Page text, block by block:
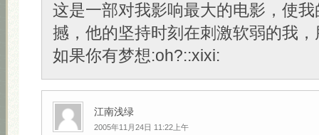
这是一部对我影响最大的电影，使
撼，他的坚持时刻在刺激软弱的我
如果你有梦想:oh?::xixi:
江南浅绿
2005年11月24日 11:22上午